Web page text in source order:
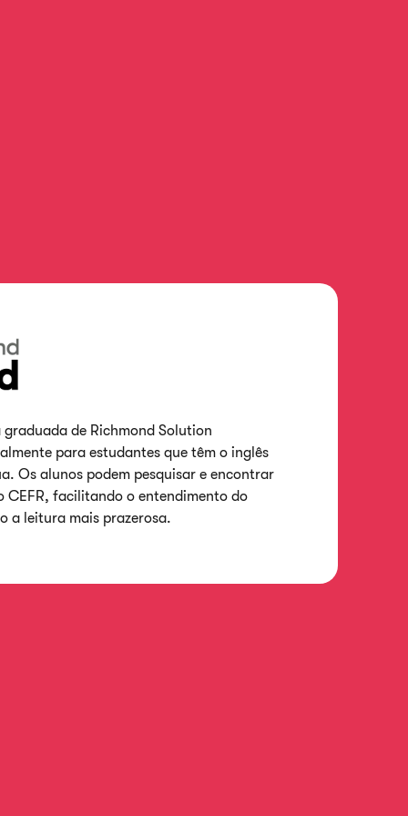
de Richmond Solution
para estudantes que têm o inglês
Os alunos podem pesquisar e encontrar
CEFR, facilitando o entendimento do
a leitura mais prazerosa.